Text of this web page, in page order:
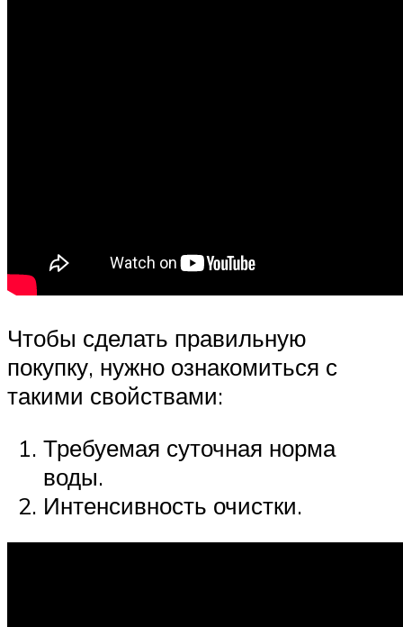
Чтобы сделать правильную
покупку, нужно ознакомиться с
такими свойствами:
Требуемая суточная норма
воды.
Интенсивность очистки.